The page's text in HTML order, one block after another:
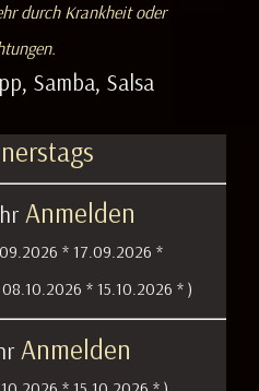
durch Krankheit oder
Samba, Salsa
Anmelden
* 17.09.2026 *
08.10.2026 * 15.10.2026 * )
Anmelden